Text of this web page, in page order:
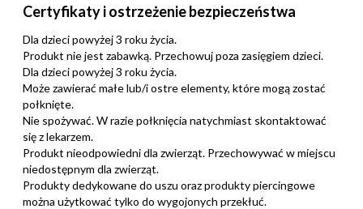
Certyfikaty i ostrzeżenie bezpieczeństwa
Dla dzieci powyżej 3 roku życia.
Produkt nie jest zabawką. Przechowuj poza zasięgiem dzieci.
Dla dzieci powyżej 3 roku życia.
Może zawierać małe lub/i ostre elementy, które mogą zostać
połknięte.
Nie spożywać. W razie połknięcia natychmiast skontaktować
się z lekarzem.
Produkt nieodpowiedni dla zwierząt. Przechowywać w miejscu
niedostępnym dla zwierząt.
Produkty dedykowane do uszu oraz produkty piercingowe
można użytkować tylko do wygojonych przekłuć.